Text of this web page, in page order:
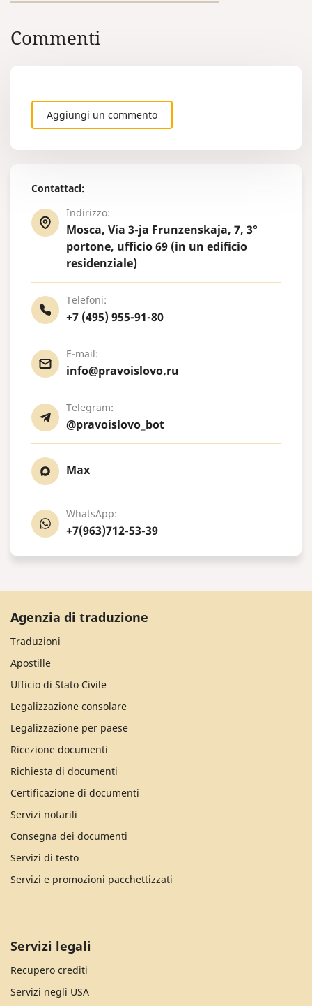
Contattaci:
Indirizzo:
Mosca, Via 3-ja Frunzenskaja, 7, 3°
portone, ufficio 69 (in un edificio
residenziale)
Telefoni:
+7 (495) 955-91-80
E-mail:
info@pravoislovo.ru
Telegram:
@pravoislovo_bot
Max
WhatsApp:
+7(963)712-53-39
Commenti
Aggiungi un commento
Agenzia di traduzione
Traduzioni
Apostille
Ufficio di Stato Civile
Legalizzazione consolare
Legalizzazione per paese
Ricezione documenti
Richiesta di documenti
Certificazione di documenti
Servizi notarili
Consegna dei documenti
Servizi di testo
Servizi e promozioni pacchettizzati
Servizi legali
Recupero crediti
Servizi negli USA